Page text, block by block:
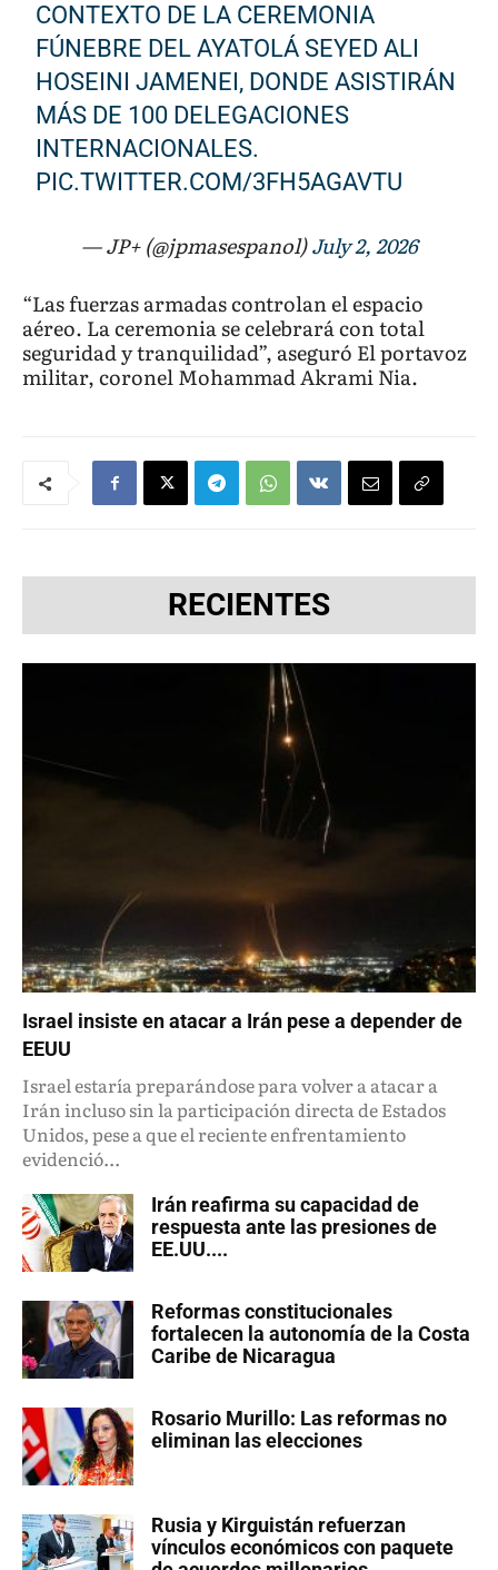
CONTEXTO DE LA CEREMONIA
FÚNEBRE DEL AYATOLÁ SEYED ALI
HOSEINI JAMENEI, DONDE ASISTIRÁN
MÁS DE 100 DELEGACIONES
INTERNACIONALES.
PIC.TWITTER.COM/3FH5AGAVTU
— JP+ (@jpmasespanol)July 2, 2026
“Las fuerzas armadas controlan el espacio
aéreo. La ceremonia se celebrará con total
seguridad y tranquilidad”, aseguró El portavoz
militar, coronel Mohammad Akrami Nia.
RECIENTES
Israel insiste en atacar a Irán pese a depender de
EEUU
Israel estaría preparándose para volver a atacar a
Irán incluso sin la participación directa de Estados
Unidos, pese a que el reciente enfrentamiento
evidenció...
Irán reafirma su capacidad de
respuesta ante las presiones de
EE.UU....
Reformas constitucionales
fortalecen la autonomía de la Costa
Caribe de Nicaragua
Rosario Murillo: Las reformas no
eliminan las elecciones
Rusia y Kirguistán refuerzan
vínculos económicos con paquete